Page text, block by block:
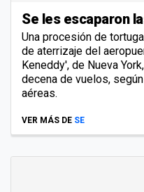
Se les escaparon
Una procesión de
de aterrizaje del
Keneddy', de Nueva
decena de vuelos,
aéreas.
VER MÁS DE SE